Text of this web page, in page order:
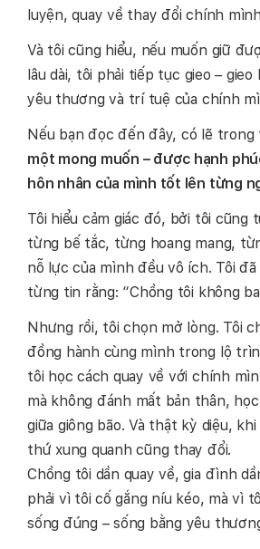
luyện, quay về thay đổi chính
Và tôi cũng hiểu, nếu muốn giữ
lâu dài, tôi phải tiếp tục gieo –
yêu thương và trí tuệ của chính
Nếu bạn đọc đến đây, có lẽ trong
một mong muốn – được hạnh
hôn nhân của mình tốt lên từng
Tôi hiểu cảm giác đó, bởi tôi cũng
từng bế tắc, từng hoang mang,
nỗ lực của mình đều vô ích. Tôi
từng tin rằng: “Chồng tôi không
Nhưng rồi, tôi chọn mở lòng. Tôi
đồng hành cùng mình trong lộ
tôi học cách quay về với chính
mà không đánh mất bản thân,
giữa giông bão. Và thật kỳ diệu,
thứ xung quanh cũng thay đổi.
Chồng tôi dần quay về, gia đình
phải vì tôi cố gắng níu kéo, mà vì
sống đúng – sống bằng yêu